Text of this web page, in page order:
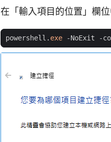
在「輸入項目的位置」欄
powershell . exe -NoExit -